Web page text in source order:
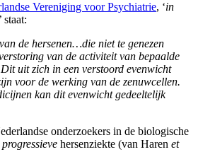
Vereniging voor Psychiatrie, ‘in
’ staat:
de hersenen…die niet te genezen
van de activiteit van bepaalde
uit zich in een verstoord evenwicht
voor de werking van de zenuwcellen.
kan dit evenwicht gedeeltelijk
onderzoekers in de biologische
progressieve hersenziekte (van Haren et